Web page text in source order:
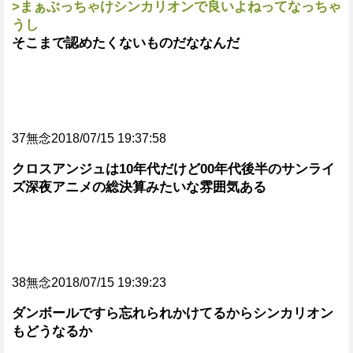
>まぁぶっちゃけシンカリオンで良いよねってなっちゃ
うし
そこまで認めたくないものだななんだ
37無念2018/07/15 19:37:58
クロスアンジュは10年代だけど00年代後半のサンライ
ズ深夜アニメの総決算みたいな雰囲気ある
38無念2018/07/15 19:39:23
ダンボールですら忘れられかけてるからシンカリオン
もどうなるか